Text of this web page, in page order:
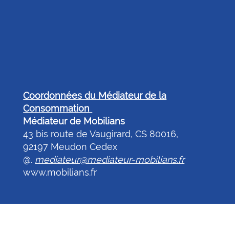
Coordonnées du Médiateur de la
Consommation
Médiateur de Mobilians
43 bis route de Vaugirard, CS 80016,
92197 Meudon Cedex
@. mediateur@mediateur-mobilians.fr
www.mobilians.fr